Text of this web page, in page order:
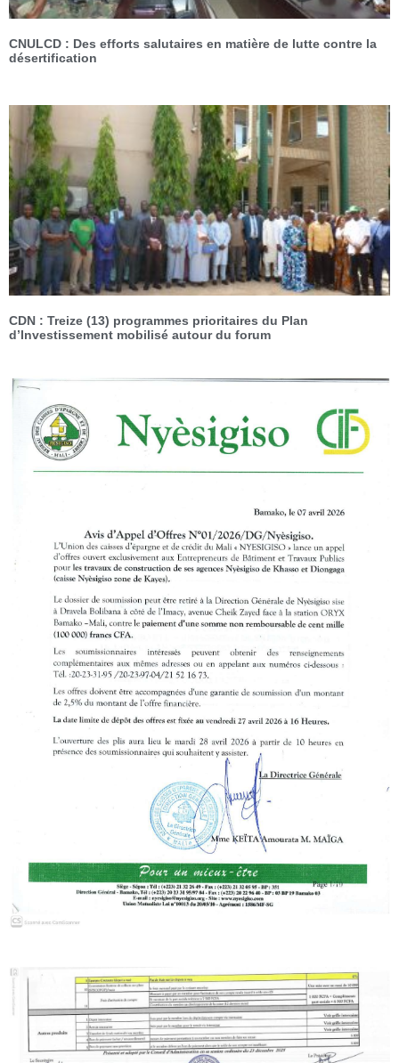
CNULCD : Des efforts salutaires en matière de lutte contre la
désertification
CDN : Treize (13) programmes prioritaires du Plan
d’Investissement mobilisé autour du forum